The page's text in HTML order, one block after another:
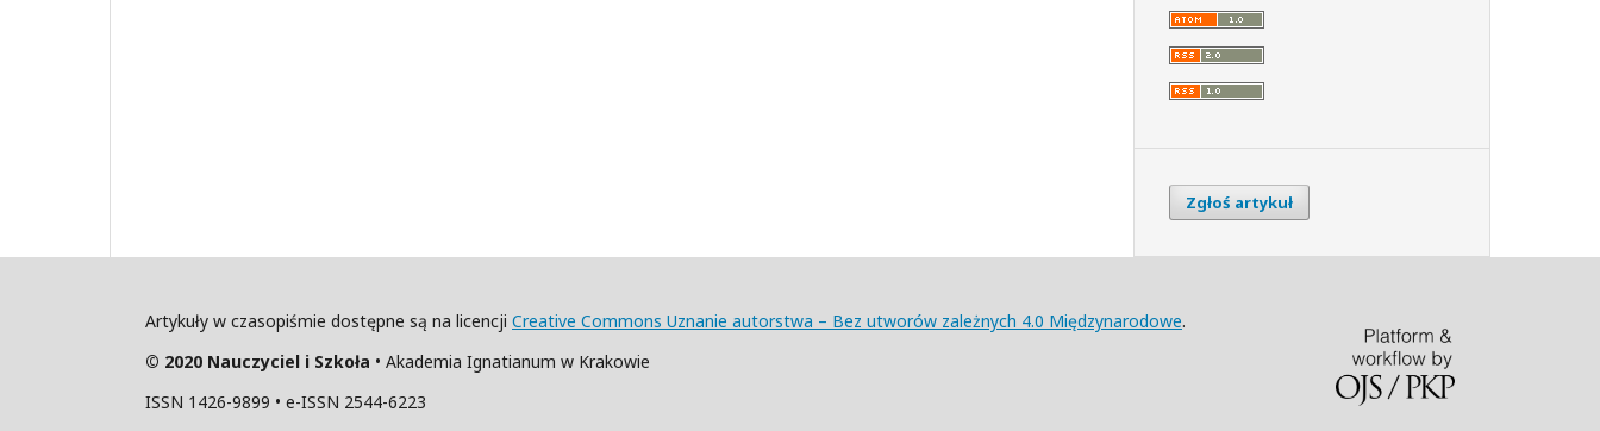
Zgłoś artykuł
Artykuły w czasopiśmie dostępne są na licencji Creative Commons Uznanie autorstwa – Bez utworów zależnych 4.0 Międzynarodowe.
© 2020 Nauczyciel i Szkoła • Akademia Ignatianum w Krakowie
ISSN 1426-9899 • e-ISSN 2544-6223